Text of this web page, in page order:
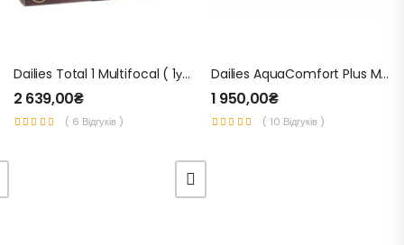
Dailies Total 1 Multifocal ( 1уп. – 30 Шт.) – Одноденні Мультифокальні Контактні Лінзи Для Зору
2 639,00₴
( 6 Відгуків )
Dailies AquaComfort Plus Multifocal (1 Уп. – 30 Шт.) – Мультифокальні Одноденні Контактні Лінзи Для Зору
1 950,00₴
( 10 Відгуків )